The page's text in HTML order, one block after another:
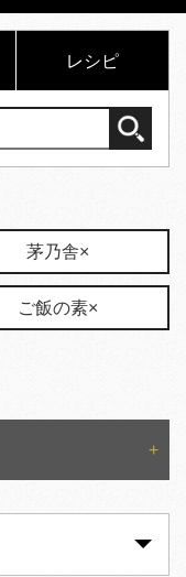
レシピ
茅乃舎×
ご飯の素×